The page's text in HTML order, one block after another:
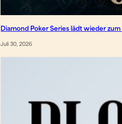
Diamond Poker Series lädt wieder
Juli 30, 2026